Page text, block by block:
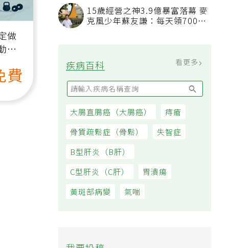
15歲經營之神3.9億暴富落幕 麥
克風少年蘇友謙：每天領700元
疾病百科
做
、
能
費